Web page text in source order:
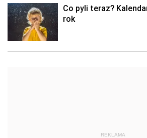
Co pyli teraz?
rok
REKLAMA